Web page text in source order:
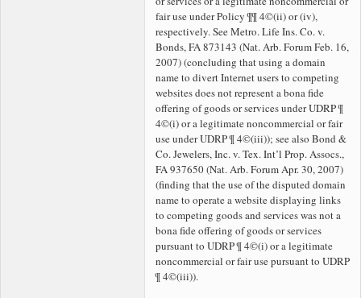
fair use under Policy ¶¶ 4©(ii) or (iv),
respectively. See Metro. Life Ins. Co. v.
Bonds, FA 873143 (Nat. Arb. Forum Feb. 16,
2007) (concluding that using a domain
name to divert Internet users to competing
websites does not represent a bona fide
offering of goods or services under UDRP ¶
4©(i) or a legitimate noncommercial or fair
use under UDRP ¶ 4©(iii)); see also Bond &
Co. Jewelers, Inc. v. Tex. Int’l Prop. Assocs.,
FA 937650 (Nat. Arb. Forum Apr. 30, 2007)
(finding that the use of the disputed domain
name to operate a website displaying links
to competing goods and services was not a
bona fide offering of goods or services
pursuant to UDRP ¶ 4©(i) or a legitimate
noncommercial or fair use pursuant to UDRP
¶ 4©(iii)).